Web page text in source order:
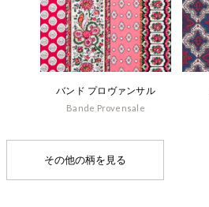
バンド プロヴァンサル
Bande Provensale
その他の柄を見る